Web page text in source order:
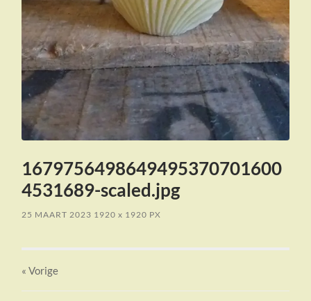
1679756498649495370701600
4531689-scaled.jpg
25 MAART 2023 1920x 1920 PX
« Vorige